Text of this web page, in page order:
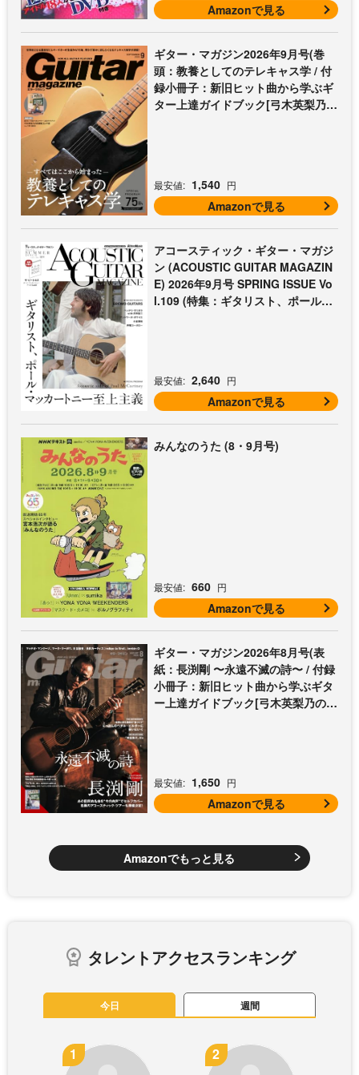
Amazonで見る
ギター・マガジン2026年9月号(巻
頭：教養としてのテレキャス学 / 付
録小冊子：新旧ヒット曲から学ぶギ
ター上達ガイドブック[弓木英梨乃の
最安値: 1,540 円
Amazonで見る
アコースティック・ギター・マガジ
ン (ACOUSTIC GUITAR MAGAZIN
E) 2026年9月号 SPRING ISSUE Vo
l.109 (特集：ギタリスト、ポール・
最安値: 2,640 円
Amazonで見る
みんなのうた (8・9月号)
最安値: 660 円
Amazonで見る
ギター・マガジン2026年8月号(表
紙：長渕剛 〜永遠不滅の詩〜 / 付録
小冊子：新旧ヒット曲から学ぶギタ
ー上達ガイドブック[弓木英梨乃の放
最安値: 1,650 円
Amazonで見る
Amazonでもっと見る
タレントアクセスランキング
今日 週間